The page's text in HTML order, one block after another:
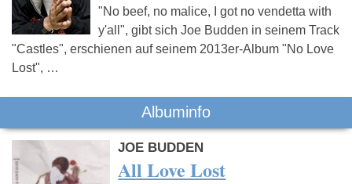
"No beef, no malice, I got no vendetta with
y'all", gibt sich Joe Budden in seinem Track
"Castles", erschienen auf seinem 2013er-Album "No Love
Lost", …
Albuminfo
JOE BUDDEN
All Love Lost